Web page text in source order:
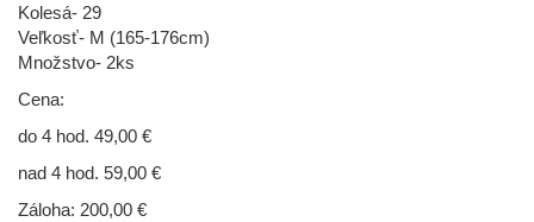
Kolesá- 29
Veľkosť- M (165-176cm)
Množstvo- 2ks
Cena:
do 4 hod. 49,00 €
nad 4 hod. 59,00 €
Záloha: 200,00 €